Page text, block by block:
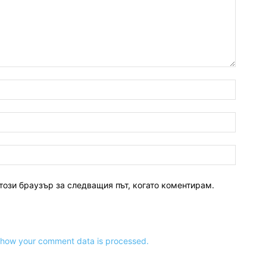
браузър за следващия път, когато коментирам.
your comment data is processed.